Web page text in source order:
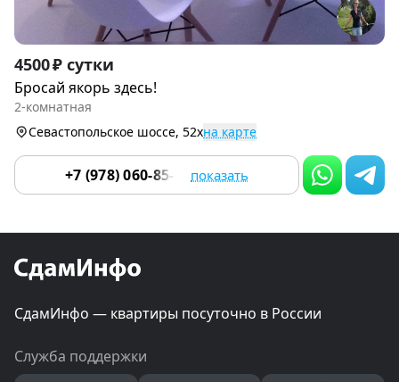
Item
1
of
4500 ₽ сутки
Бросай якорь здесь!
2-комнатная
Севастопольское шоссе, 52хна карте
+7 (978) 060-85-74 показать
СдамИнфо — квартиры посуточно в России
Служба поддержки